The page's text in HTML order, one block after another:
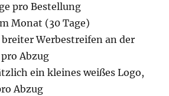
pro Bestellung
Monat (30 Tage)
breiter Werbestreifen an der
Abzug
ein kleines weißes Logo,
Abzug